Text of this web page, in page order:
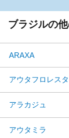
ブラジルの
ARAXA
アウタフロレスタ
アラカジュ
アウタミラ